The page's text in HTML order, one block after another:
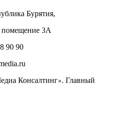
Бурятия,
помещение 3А
90 90
Консалтинг». Главный